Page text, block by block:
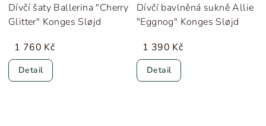
Dívčí šaty Ballerina "Cherry
Glitter" Konges Sløjd
1 760 Kč
Detail
Dívčí bavlněná sukně Allie
"Eggnog" Konges Sløjd
1 390 Kč
Detail